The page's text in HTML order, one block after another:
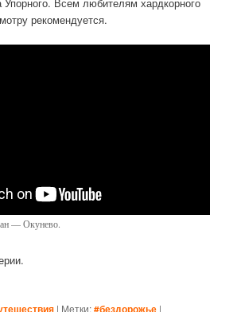
рекомендуется.
— Окунево.
| Метки:#бездорожье |